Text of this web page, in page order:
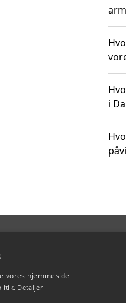
i
vores hjemmeside
Detaljer